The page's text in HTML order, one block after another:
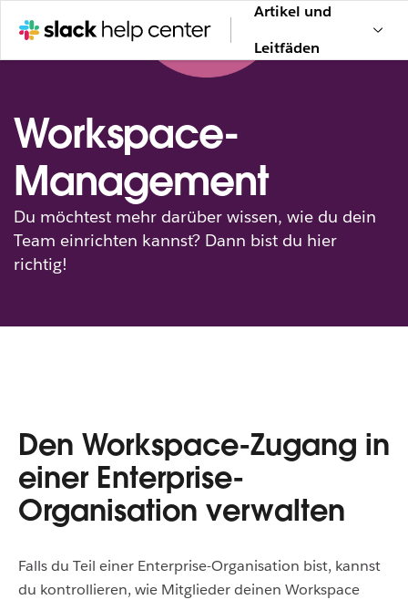
Artikel und
Leitfäden
Workspace-
Management
Du möchtest mehr darüber wissen, wie du dein
Team einrichten kannst? Dann bist du hier
richtig!
Den Workspace-Zugang in
einer Enterprise-
Organisation verwalten
Falls du Teil einer Enterprise-Organisation bist, kannst
du kontrollieren, wie Mitglieder deinen Workspace